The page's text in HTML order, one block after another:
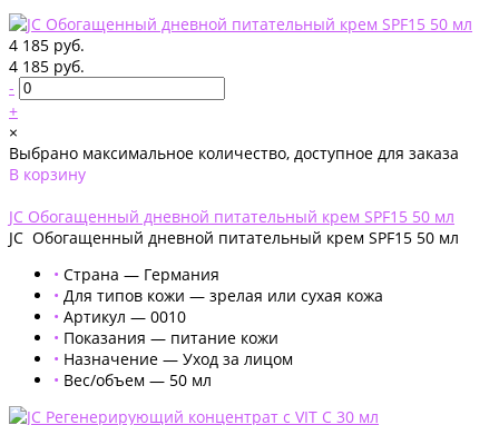
4 185 руб.
4 185 руб.
-
+
×
Выбрано максимальное количество, доступное для заказа
В корзину
JC Обогащенный дневной питательный крем SPF15 50 мл
JC Обогащенный дневной питательный крем SPF15 50 мл
• Страна — Германия
• Для типов кожи — зрелая или сухая кожа
• Артикул — 0010
• Показания — питание кожи
• Назначение — Уход за лицом
• Вес/объем — 50 мл